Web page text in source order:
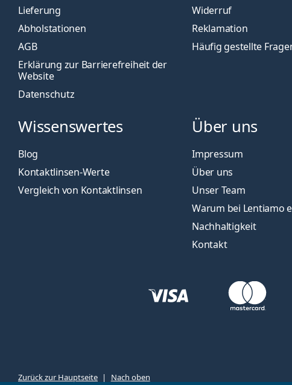
Lieferung
Abholstationen
AGB
Erklärung zur Barrierefreiheit der
Website
Datenschutz
Widerruf
Reklamation
Häufig gestellte
Wissenswertes
Blog
Kontaktlinsen-Werte
Vergleich von Kontaktlinsen
Über uns
Impressum
Über uns
Unser Team
Warum bei Lentiamo
Nachhaltigkeit
Kontakt
Zurück zur Hauptseite Nach oben